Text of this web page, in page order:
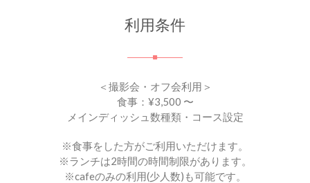
利用条件
＜撮影会・オフ会利用＞
食事：¥3,500 〜
メインディッシュ数種類・コース設定
※食事をした方がご利用いただけます。
※ランチは2時間の時間制限があります。
※cafeのみの利用(少人数)も可能です。